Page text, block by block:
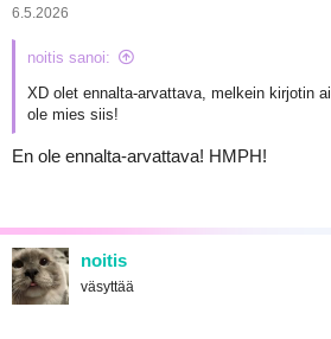
6.5.2026
noitis sanoi:
XD olet ennalta-arvattava, melkein kirjotin
ole mies siis!
En ole ennalta-arvattava! HMPH!
noitis
väsyttää